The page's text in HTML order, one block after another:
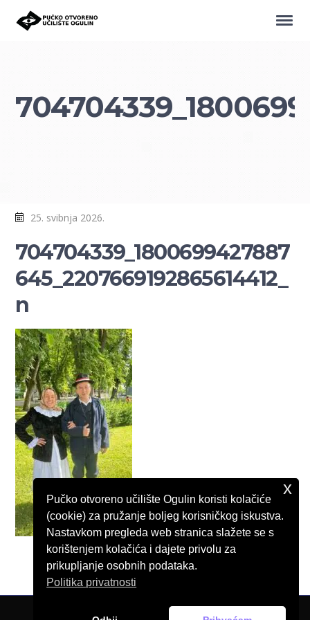
25. svibnja 2026.
704704339_1800699427887
645_2207669192865614412_
n
Pučko otvoreno učilište Ogulin koristi kolačiće
(cookie) za pružanje boljeg korisničkog iskustva.
Nastavkom pregleda web stranica slažete se s
korištenjem kolačića i dajete privolu za
prikupljanje osobnih podataka.
Politika privatnosti
x